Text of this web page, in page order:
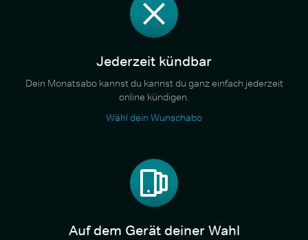
Jederzeit kündbar
Dein Monatsabo kannst du kannst du ganz einfach jederzeit
online kündigen.
Wähl dein Wunschabo
Auf dem Gerät deiner Wahl